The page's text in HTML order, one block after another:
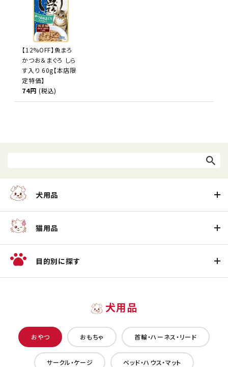
【12%OFF】魚まろ
かつお＆まぐろ しら
す入り 60g【本店限
定特価】
74円 (税込)
犬用品
猫用品
目的別に探す
犬用品
おやつ おもちゃ 首輪・ハーネス・リード
サークル・ケージ ベッド・ハウス・マット